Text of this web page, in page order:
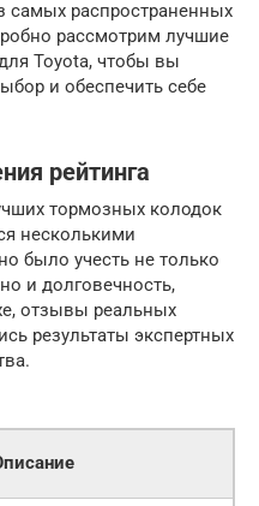
самых распространенных
рассмотрим лучшие
Toyota, чтобы вы
и обеспечить себе
рейтинга
тормозных колодок
несколькими
было учесть не только
и долговечность,
отзывы реальных
результаты экспертных